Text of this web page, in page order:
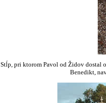
Stĺp, pri ktorom Pavol od Židov dostal
Benedikt,